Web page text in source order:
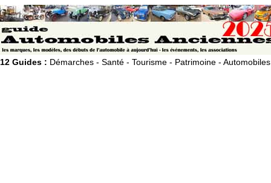
12 Guides : Démarches - Santé - Tourisme - Patrimoine - Automobiles